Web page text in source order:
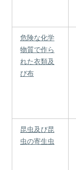
危険な化学
物質で作ら
れた衣類及
び布
昆虫及び昆
虫の寄生虫